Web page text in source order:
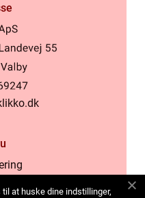
at huske dine indstillinger,